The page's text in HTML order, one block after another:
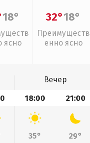
18°
ясно
32°18°
Преимуществ
енно ясно
Вечер
18:00 21:00
35°
29°